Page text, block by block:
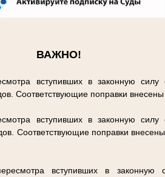
ВАЖНО!
вступивших в законную силу
Соответствующие поправки
вступивших в законную силу
Соответствующие поправки
вступивших в законную